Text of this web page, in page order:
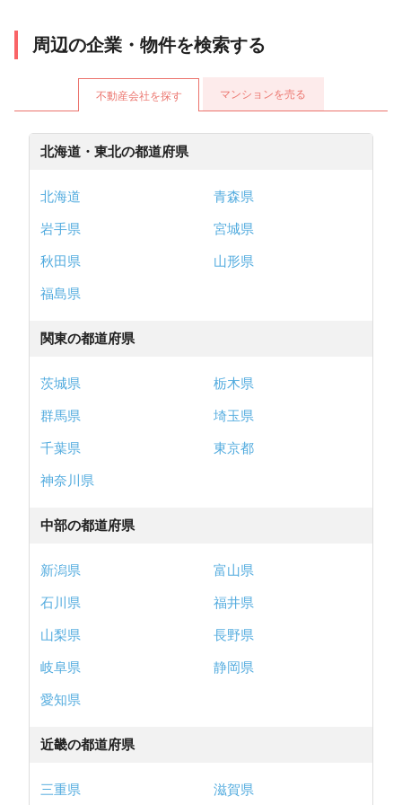
周辺の企業・物件を検索する
不動産会社を探す マンションを売る
北海道・東北の都道府県
北海道
青森県
岩手県
宮城県
秋田県
山形県
福島県
関東の都道府県
茨城県
栃木県
群馬県
埼玉県
千葉県
東京都
神奈川県
中部の都道府県
新潟県
富山県
石川県
福井県
山梨県
長野県
岐阜県
静岡県
愛知県
近畿の都道府県
三重県 滋賀県